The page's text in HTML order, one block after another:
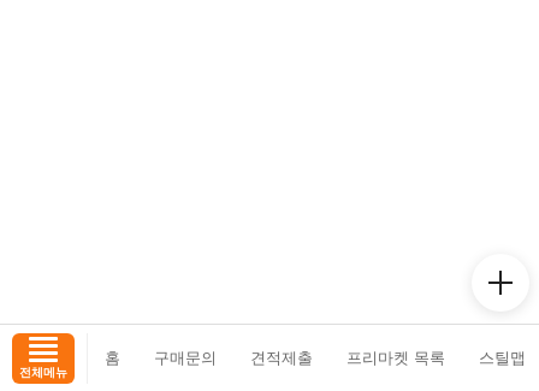
전체메뉴
홈 구매문의 견적제출 프리마켓 목록 스틸맵